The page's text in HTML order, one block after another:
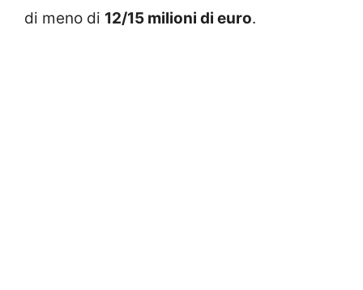
di meno di 12/15 milioni di euro.